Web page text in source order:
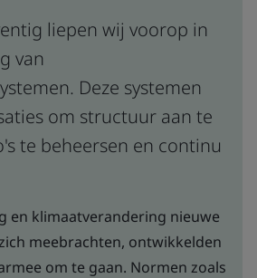
liepen wij voorop in
van
Deze systemen
om structuur aan te
te beheersen en continu
en klimaatverandering nieuwe
meebrachten, ontwikkelden
om te gaan. Normen zoals